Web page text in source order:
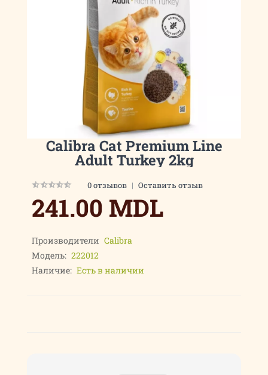
Calibra Cat Premium Line
Adult Turkey 2kg
0 отзывов | Оставить отзыв
241.00 MDL
Производители Calibra
Модель: 222012
Наличие: Есть в наличии